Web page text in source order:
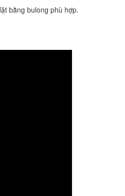
bằng bulong phù hợp.